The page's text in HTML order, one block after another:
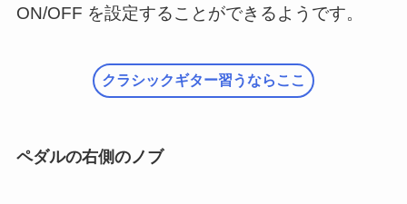
ON/OFF を設定することができるようです。
クラシックギター習うならここ
ペダルの右側のノブ